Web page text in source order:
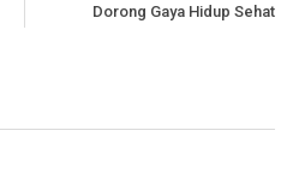
Dorong Gaya Hidup Sehat